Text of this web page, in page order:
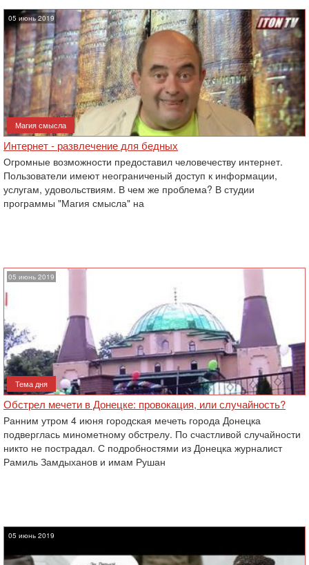
05 июнь 2019
Магия смысла
Интернет - развлечение для бедных
Огромные возможности предоставил человечеству интернет.
Пользователи имеют неограниченый доступ к информации,
услугам, удовольствиям. В чем же проблема? В студии
программы "Магия смысла" на
05 июнь 2019
Тема дня
Обстрел мечети в Донецке: провокация, или случайность?
Ранним утром 4 июня городская мечеть города Донецка
подверглась минометному обстрелу. По счастливой случайности
никто не пострадал. С подробностями из Донецка журналист
Рамиль Замдыханов и имам Рушан
05 июнь 2019